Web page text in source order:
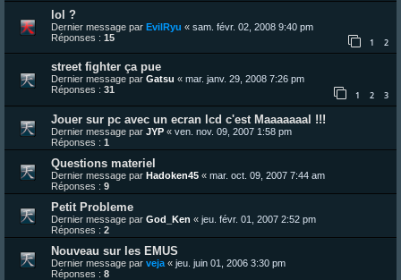
lol ?
Dernier message par EvilRyu « sam. févr. 02, 2008 9:40 pm
Réponses : 15 1 2
street fighter ça pue
Dernier message par Gatsu « mar. janv. 29, 2008 7:26 pm
Réponses : 31 1 2 3
Jouer sur pc avec un ecran lcd c'est Maaaaaaal !!!
Dernier message par JYP « ven. nov. 09, 2007 1:58 pm
Réponses : 1
Questions materiel
Dernier message par Hadoken45 « mar. oct. 09, 2007 7:44 am
Réponses : 9
Petit Probleme
Dernier message par God_Ken « jeu. févr. 01, 2007 2:52 pm
Réponses : 2
Nouveau sur les EMUS
Dernier message par veja « jeu. juin 01, 2006 3:30 pm
Réponses : 8